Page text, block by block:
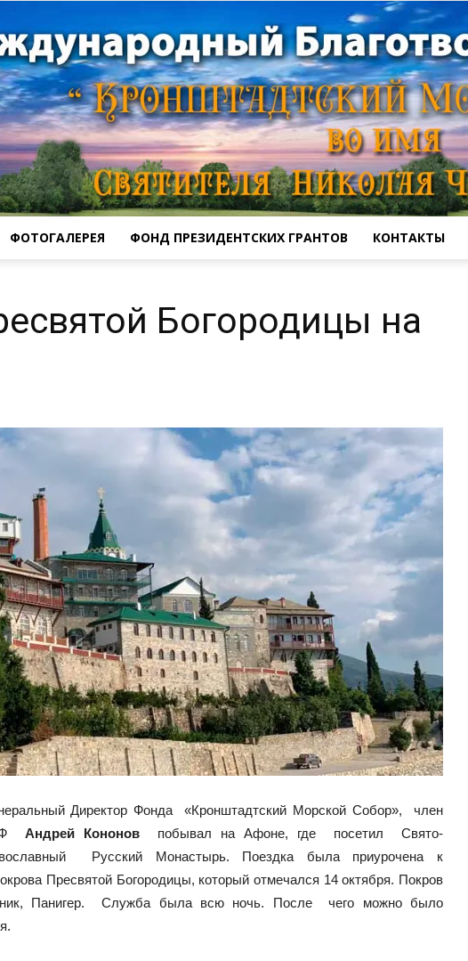
ФОТОГАЛЕРЕЯ ФОНД ПРЕЗИДЕНТСКИХ ГРАНТОВ КОНТАКТЫ
Богородицы на
Директор Фонда «Кронштадтский Морской Собор», член
Андрей Кононов побывал на Афоне, где посетил Свято-
Русский Монастырь. Поездка была приурочена к
Пресвятой Богородицы, который отмечался 14 октября. Покров
Панигер. Служба была всю ночь. После чего можно было